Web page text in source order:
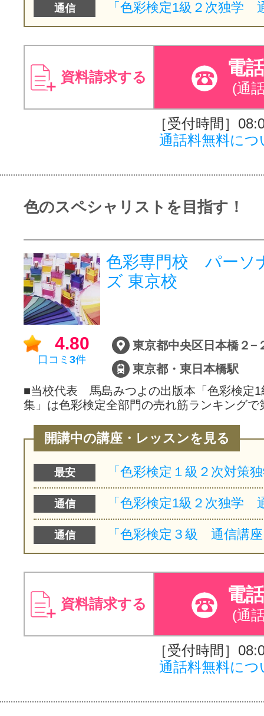
通信
資料請求する 電
(通
［受付時間］
通話料無料につ
色のスペシャリストを目指す！
色彩専門校 パーソ
ズ 東京校
4.80
口コミ 3件
東京都・東日本橋駅
■当校代表 馬島みつよの出版本「色彩検定1
集」は色彩検定全部門の売れ筋ランキング
開講中の講座・レッスンを見る
最安
通信
通信
資料請求する 電
(通
［受付時間］
通話料無料につ